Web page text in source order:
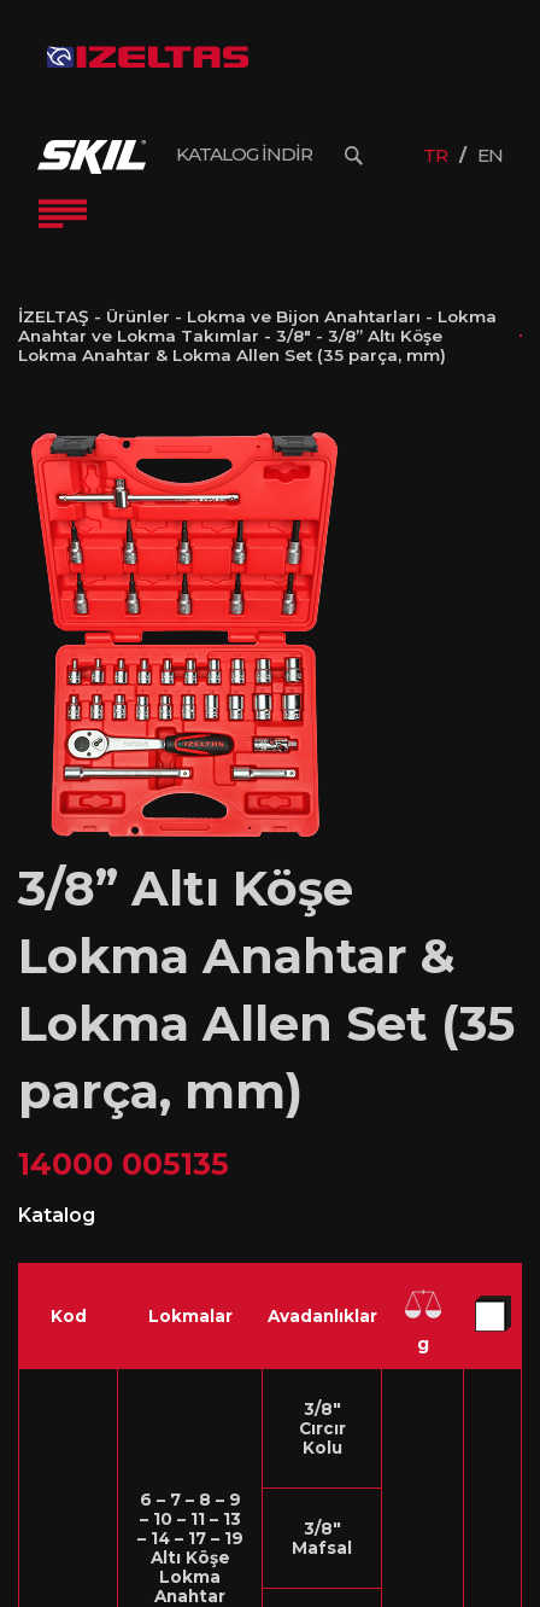
KATALOG İNDİR TR EN
İZELTAŞ - Ürünler - Lokma ve Bijon Anahtarları - Lokma
Anahtar ve Lokma Takımlar - 3/8" - 3/8” Altı Köşe
Lokma Anahtar & Lokma Allen Set (35 parça, mm)
3/8” Altı Köşe
Lokma Anahtar &
Lokma Allen Set (35
parça, mm)
14000 005135
Katalog
Kod Lokmalar
Avadanlıklar
g
6 – 7 – 8 – 9
– 10 – 11 – 13
– 14 – 17 – 19
Altı Köşe
Lokma
Anahtar
3/8″
Cırcır
Kolu
3/8″
Mafsal